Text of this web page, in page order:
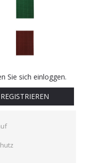
Sie sich einloggen.
REGISTRIEREN